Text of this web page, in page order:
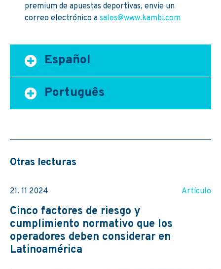
premium de apuestas deportivas, envie un
correo electrónico a sales@www.kambi.com
Español
Português
Otras lecturas
21. 11 2024 Artículo
Cinco factores de riesgo y
cumplimiento normativo que los
operadores deben considerar en
Latinoamérica